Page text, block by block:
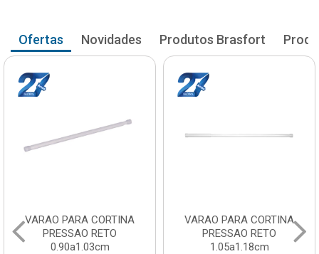
Ofertas Novidades Produtos Brasfort
VARAO PARA CORTINA
PRESSAO RETO
0.90a1.03cm
VARAO PARA CORTINA
PRESSAO RETO
1.05a1.18cm